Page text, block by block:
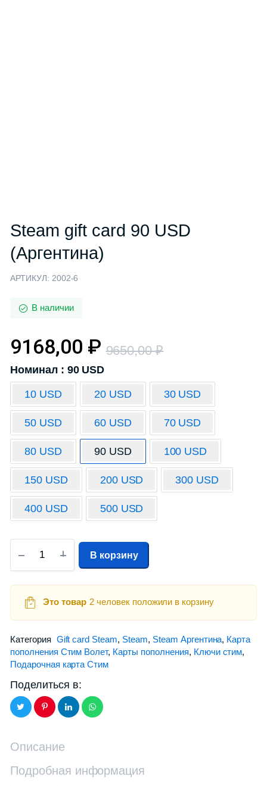
Steam gift card 90 USD
(Аргентина)
АРТИКУЛ: 2002-6
В наличии
9650,00₽
9168,00 ₽
Номинал : 90 USD
10 USD 20 USD 30 USD
50 USD 60 USD 70 USD
80 USD 90 USD 100 USD
150 USD 200 USD 300 USD
400 USD 500 USD
В корзину
Это товар 2 человек положили в корзину
Категория Gift card Steam, Steam, Steam Аргентина, Карта
пополнения Стим Волет, Карты пополнения, Ключи стим,
Подарочная карта Стим
Поделиться в:
Описание
Подробная информация